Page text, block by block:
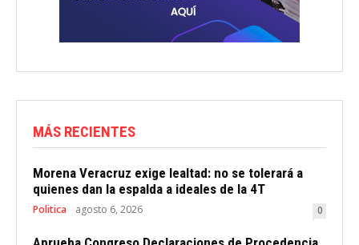
MÁS RECIENTES
Morena Veracruz exige lealtad: no se tolerará a
quienes dan la espalda a ideales de la 4T
Politica agosto 6, 2026 0